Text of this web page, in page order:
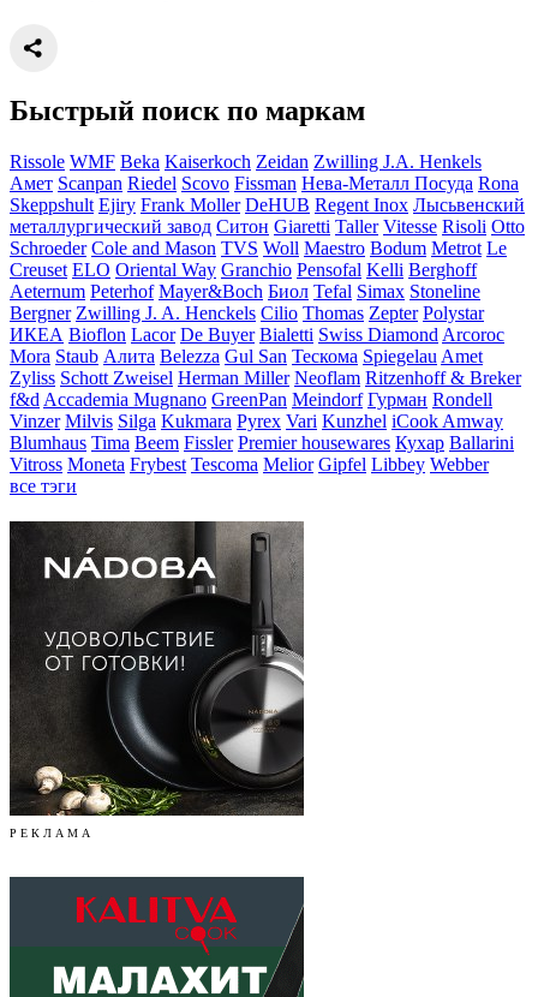
Быстрый поиск по маркам
Rissole WMF Beka Kaiserkoch Zeidan Zwilling J.A. Henkels
Амет Scanpan Riedel Scovo Fissman Нева-Металл Посуда Rona
Skeppshult Ejiry Frank Moller DeHUB Regent Inox Лысьвенский
металлургический завод Ситон Giaretti Taller Vitesse Risoli Otto
Schroeder Cole and Mason TVS Woll Maestro Bodum Metrot Le
Creuset ELO Oriental Way Granchio Pensofal Kelli Berghoff
Aeternum Peterhof Mayer&Boch Биол Tefal Simax Stoneline
Bergner Zwilling J. A. Henckels Cilio Thomas Zepter Polystar
ИКЕА Bioflon Lacor De Buyer Bialetti Swiss Diamond Arcoroc
Mora Staub Алита Belezza Gul San Тескома Spiegelau Amet
Zyliss Schott Zweisel Herman Miller Neoflam Ritzenhoff & Breker
f&d Accademia Mugnano GreenPan Meindorf Гурман Rondell
Vinzer Milvis Silga Kukmara Pyrex Vari Kunzhel iCook Amway
Blumhaus Tima Beem Fissler Premier housewares Кухар Ballarini
Vitross Moneta Frybest Tescoma Melior Gipfel Libbey Webber
все тэги
Р Е К Л А М А